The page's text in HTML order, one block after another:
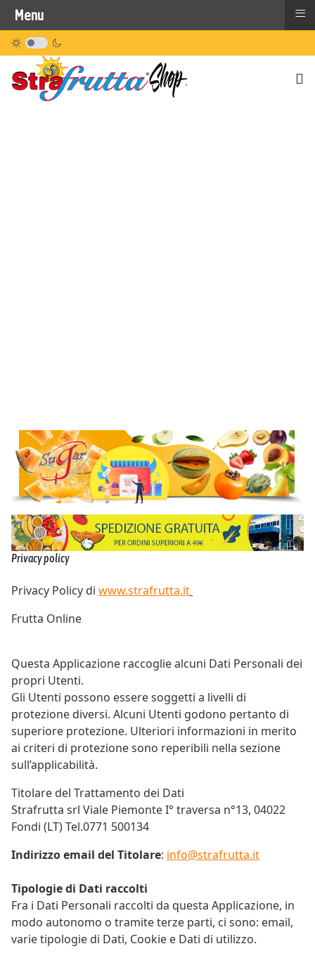
Privacy policy
Privacy Policy di www.strafrutta.it
Frutta Online
Questa Applicazione raccoglie alcuni Dati Personali dei
propri Utenti.
Gli Utenti possono essere soggetti a livelli di
protezione diversi. Alcuni Utenti godono pertanto di
superiore protezione. Ulteriori informazioni in merito
ai criteri di protezione sono reperibili nella sezione
sull’applicabilità.
Titolare del Trattamento dei Dati
Strafrutta srl Viale Piemonte I° traversa n°13, 04022
Fondi (LT) Tel.0771 500134
Indirizzo email del Titolare: info@strafrutta.it
Tipologie di Dati raccolti
Fra i Dati Personali raccolti da questa Applicazione, in
modo autonomo o tramite terze parti, ci sono: email,
varie tipologie di Dati, Cookie e Dati di utilizzo.
Menu ≡